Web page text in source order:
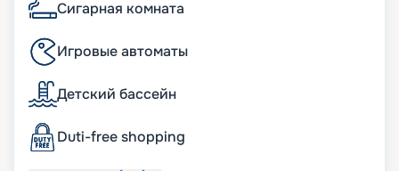
Сигарная комната
Игровые автоматы
Детский бассейн
Duti-free shopping